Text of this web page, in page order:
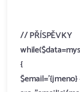
//PŘÍSPĚVKY
{
$email='{jmeno}